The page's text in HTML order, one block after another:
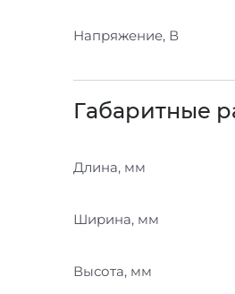
Напряжение, В
Габаритные
Длина, мм
Ширина, мм
Высота, мм